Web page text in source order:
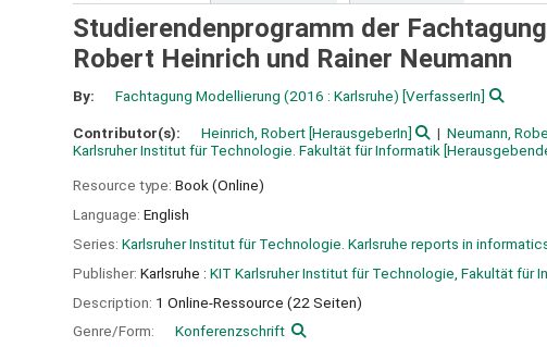
Studierendenprogramm der
Robert Heinrich und Rainer Neumann
By: Fachtagung Modellierung (2016 : Karlsruhe) [VerfasserIn]
Contributor(s): Heinrich, Robert[HerausgeberIn] Neumann,
Karlsruher Institut für Technologie. Fakultät für Informatik
Resource type: Book (Online)
Language: English
Series: Karlsruher Institut für Technologie. Karlsruhe reports in
Publisher: Karlsruhe : KIT Karlsruher Institut für Technologie, Fakultät für
Description: 1 Online-Ressource (22 Seiten)
Genre/Form:
Konferenzschrift